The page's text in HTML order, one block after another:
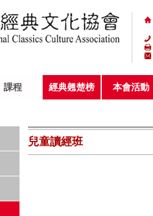
課程 經典翹楚榜 本會活動
兒童讀經班